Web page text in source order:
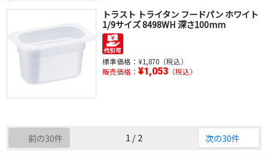
トラスト トライタン フードパン ホワイト
1/9サイズ 8498WH 深さ100mm
標準価格： ¥1,870（税込）
販売価格： ¥1,053（税込）
前の30件 1 / 2 次の30件